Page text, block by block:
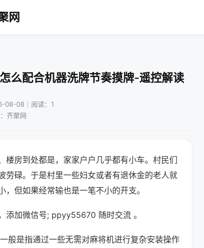
网
么配合机器洗牌节奏摸牌-遥控解读
08-08｜阅读：1
齐聚网
房到处都是，家家户户几乎都有小车。村民们
劳碌。于是村里一些妇女或者有退休金的老人就
但如果经常输也是一笔不小的开支。
添加微信号; ppyy55670 随时交流 。
般是指通过一些无需对麻将机进行复杂安装操作